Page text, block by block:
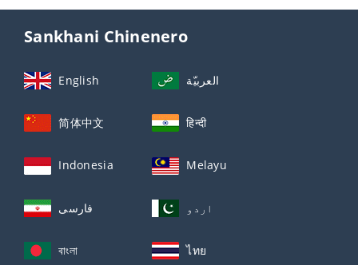
Sankhani Chinenero
English العربيّة
简体中文 हिन्दी
Indonesia Melayu
فارسی اردو
বাংলা ไทย